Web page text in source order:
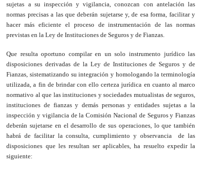
sujetas a su inspección y vigilancia, conozcan con antelación las
normas precisas a las que deberán sujetarse y, de esa forma, facilitar y
hacer más eficiente el proceso de instrumentación de las normas
previstas en la Ley de Instituciones de Seguros y de Fianzas.
Que resulta oportuno compilar en un solo instrumento jurídico las
disposiciones derivadas de la Ley de Instituciones de Seguros y de
Fianzas, sistematizando su integración y homologando la terminología
utilizada, a fin de brindar con ello certeza jurídica en cuanto al marco
normativo al que las instituciones y sociedades mutualistas de seguros,
instituciones de fianzas y demás personas y entidades sujetas a la
inspección y vigilancia de la Comisión Nacional de Seguros y Fianzas
deberán sujetarse en el desarrollo de sus operaciones, lo que también
habrá de facilitar la consulta, cumplimiento y observancia de las
disposiciones que les resultan ser aplicables, ha resuelto expedir la
siguiente: